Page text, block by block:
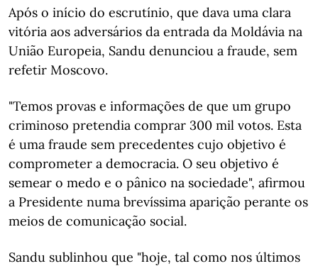
Após o início do escrutínio, que dava uma clara
vitória aos adversários da entrada da Moldávia na
União Europeia, Sandu denunciou a fraude, sem
refetir Moscovo.
"Temos provas e informações de que um grupo
criminoso pretendia comprar 300 mil votos. Esta
é uma fraude sem precedentes cujo objetivo é
comprometer a democracia. O seu objetivo é
semear o medo e o pânico na sociedade", afirmou
a Presidente numa brevíssima aparição perante os
meios de comunicação social.
Sandu sublinhou que "hoje, tal como nos últimos